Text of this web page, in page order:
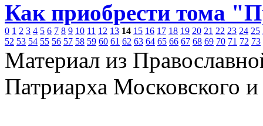
Как приобрести тома
0 1 2 3 4 5 6 7 8 9 10 11 12 13 14 15 16 17 18 19 20 21 22 23 24 25
52 53 54 55 56 57 58 59 60 61 62 63 64 65 66 67 68 69 70 71 72 73
Материал из
Патриарха Московского